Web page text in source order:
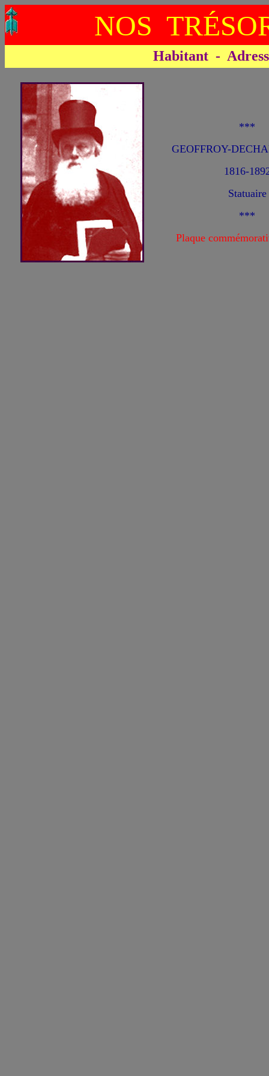
NOS
Habitant -
***
GEOFFROY-
1816-
Statuaire
***
Plaque